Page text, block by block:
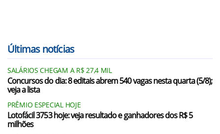
Últimas notícias
SALÁRIOS CHEGAM A R$ 27,4 MIL
Concursos do dia: 8 editais abrem 540 vagas nesta quarta (5/8);
veja a lista
PRÊMIO ESPECIAL HOJE
Lotofácil 3753 hoje: veja resultado e ganhadores dos R$ 5
milhões